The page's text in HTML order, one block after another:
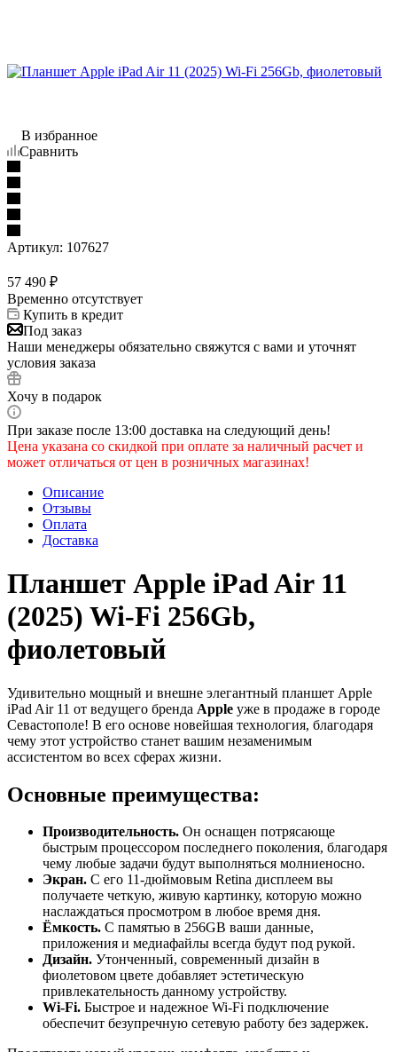
В избранное
Сравнить
Артикул: 107627
57 490 ₽
Временно отсутствует
Купить в кредит
Под заказ
Наши менеджеры обязательно свяжутся с вами и уточнят
условия заказа
Хочу в подарок
При заказе после 13:00 доставка на следующий день!
Цена указана со скидкой при оплате за наличный расчет и
может отличаться от цен в розничных магазинах!
Описание
Отзывы
Оплата
Доставка
Планшет Apple iPad Air 11
(2025) Wi-Fi 256Gb,
фиолетовый
Удивительно мощный и внешне элегантный планшет Apple
iPad Air 11 от ведущего бренда Apple уже в продаже в городе
Севастополе! В его основе новейшая технология, благодаря
чему этот устройство станет вашим незаменимым
ассистентом во всех сферах жизни.
Основные преимущества:
Производительность. Он оснащен потрясающе
быстрым процессором последнего поколения, благодаря
чему любые задачи будут выполняться молниеносно.
Экран. С его 11-дюймовым Retina дисплеем вы
получаете четкую, живую картинку, которую можно
наслаждаться просмотром в любое время дня.
Ёмкость. С памятью в 256GB ваши данные,
приложения и медиафайлы всегда будут под рукой.
Дизайн. Утонченный, современный дизайн в
фиолетовом цвете добавляет эстетическую
привлекательность данному устройству.
Wi-Fi. Быстрое и надежное Wi-Fi подключение
обеспечит безупречную сетевую работу без задержек.